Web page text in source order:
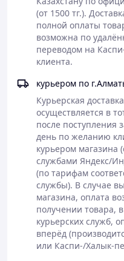
(сообщаем это тем, кто
худеть").
Второе: это средство
вспомогательного
нужно принимать 2-3
съедите потом, не
(такой приём чая мы
идёт на вечеринку, где
кто решил поесть
работы садится за
накопившийся за день
Подытожим
день короткими
запоры и никак не
выйдет от нескольких
килограммов шлаков,
даже каловых камней-
собирающихся годами
трёхкратный приём чая
(от 1500 тг.).
полной оплаты
возможна по
переводом на
клиента.
курьером по
Курьерская
осуществляется в
после поступления
день по желанию
курьером магазина
службами Яндекс/
(по тарифам
службы). В случае
магазина, оплата
получении товара,
курьерских служб,
вперёд
или Каспи-/Халык-